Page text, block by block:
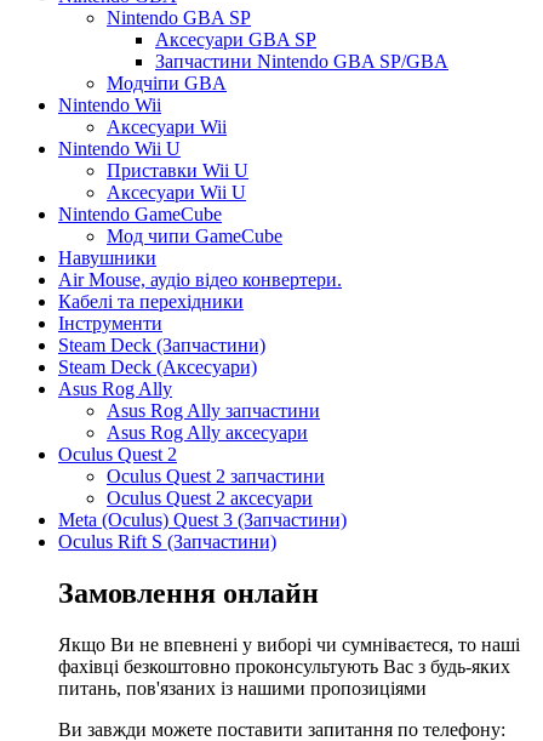
Nintendo GBA SP
Аксесуари GBA SP
Запчастини Nintendo GBA SP/GBA
Модчіпи GBA
Nintendo Wii
Аксесуари Wii
Nintendo Wii U
Приставки Wii U
Аксесуари Wii U
Nintendo GameCube
Мод чипи GameCube
Навушники
Air Mouse, аудіо відео конвертери.
Кабелі та перехідники
Інструменти
Steam Deck (Запчастини)
Steam Deck (Аксесуари)
Asus Rog Ally
Asus Rog Ally запчастини
Asus Rog Ally аксесуари
Oculus Quest 2
Oculus Quest 2 запчастини
Oculus Quest 2 аксесуари
Meta (Oculus) Quest 3 (Запчастини)
Oculus Rift S (Запчастини)
Замовлення онлайн
Якщо Ви не впевнені у виборі чи сумніваєтеся, то наші
фахівці безкоштовно проконсультують Вас з будь-яких
питань, пов'язаних із нашими пропозиціями
Ви завжди можете поставити запитання по телефону: